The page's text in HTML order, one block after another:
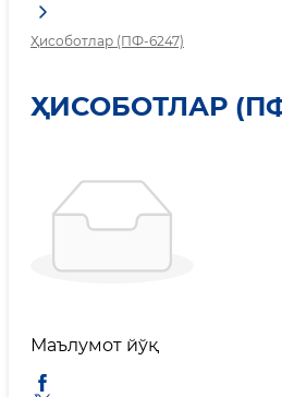
Ҳисоботлар (ПФ-6247)
ҲИСОБОТЛАР
Маълумот йўқ